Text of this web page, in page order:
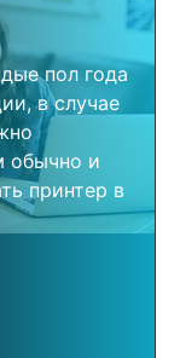
пол года
в случае
обычно и
принтер в